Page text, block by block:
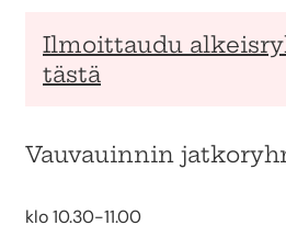
Ilmoittaudu
tästä
Vauvauinnin
klo 10.30-11.00